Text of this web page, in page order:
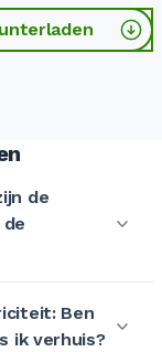
de
Ben
ik verhuis?